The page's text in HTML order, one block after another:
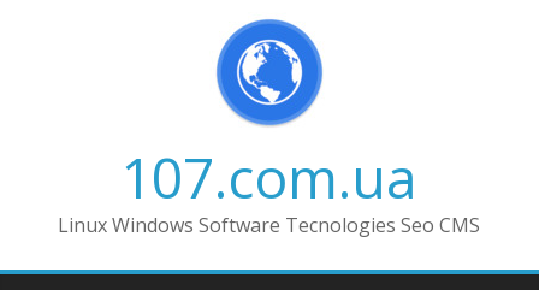
107.com.ua
Linux Windows Software Tecnologies Seo CMS